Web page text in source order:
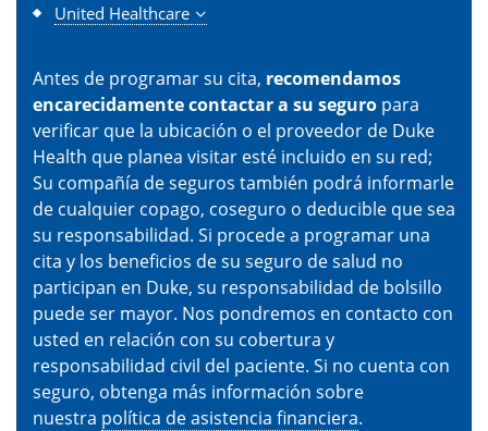
United Healthcare
Antes de programar su cita, recomendamos
encarecidamente contactar a su seguro para
verificar que la ubicación o el proveedor de Duke
Health que planea visitar esté incluido en su red;
Su compañía de seguros también podrá informarle
de cualquier copago, coseguro o deducible que sea
su responsabilidad. Si procede a programar una
cita y los beneficios de su seguro de salud no
participan en Duke, su responsabilidad de bolsillo
puede ser mayor. Nos pondremos en contacto con
usted en relación con su cobertura y
responsabilidad civil del paciente. Si no cuenta con
seguro, obtenga más información sobre
nuestra política de asistencia financiera.